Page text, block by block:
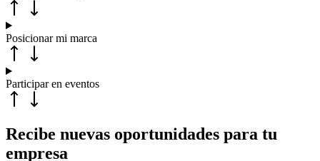
Posicionar mi marca
Participar en eventos
Recibe nuevas oportunidades para tu
empresa